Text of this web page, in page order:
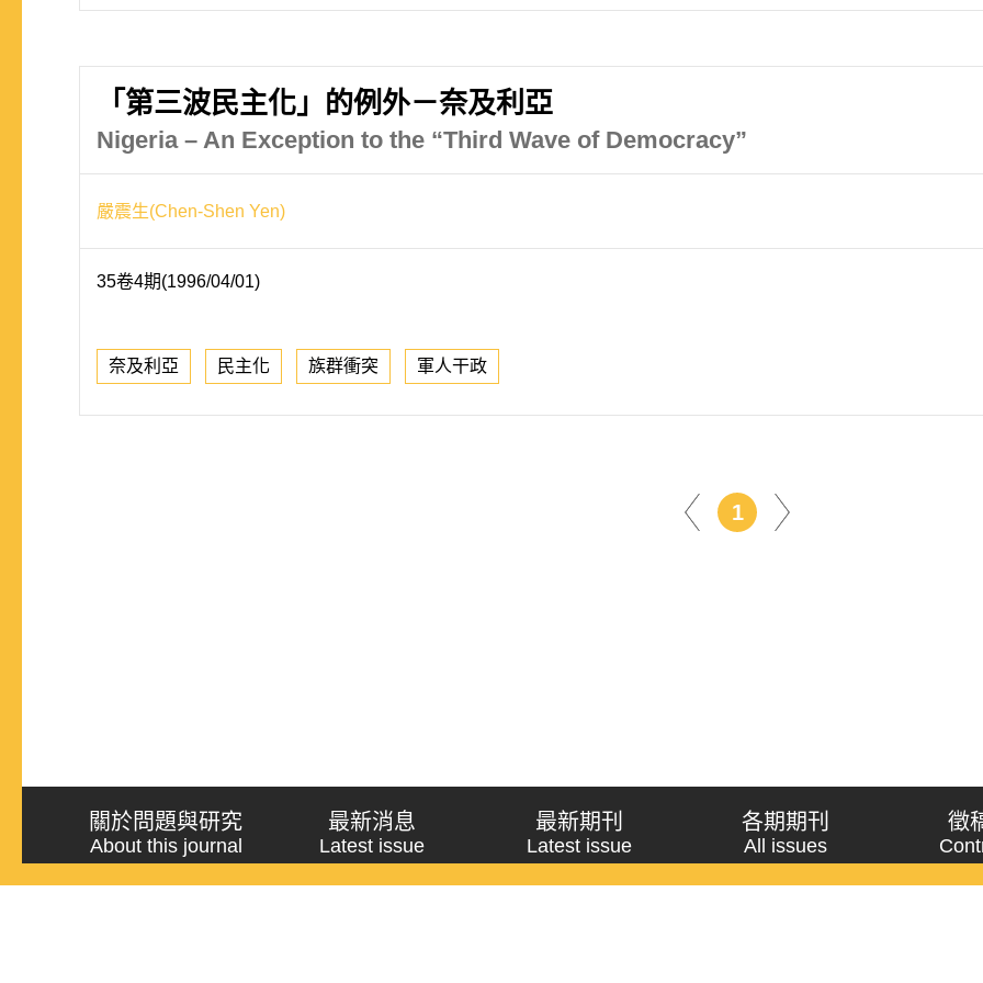
「第三波民主化」的例外－奈及利亞
Nigeria – An Exception to the “Third Wave of Democracy”
嚴震生(Chen-Shen Yen)
35卷4期(1996/04/01)
奈及利亞 民主化 族群衝突 軍人干政
1
關於問題與研究
About this journal
最新消息
Latest issue
最新期刊
Latest issue
各期期刊
All issues
徵